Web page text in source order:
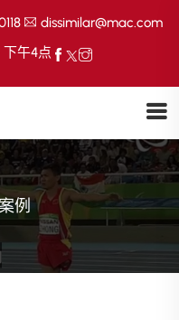
dissimilar@mac.com
午4点
例